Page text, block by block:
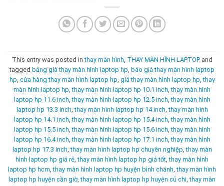
This entry was posted inthay màn hình THAY MÀN HÌNH LAPTOPand
tagged bảng giá thay màn hình laptop hp báo giá thay màn hình laptop
hp cửa hàng thay màn hình laptop hp giá thay màn hình laptop hp ,thay
màn hình laptop hp ,thay màn hình laptop hp 10.1 inch ,thay màn hình
laptop hp 11.6 inch ,thay màn hình laptop hp 12.5 inch ,thay màn hình
laptop hp 13.3 inch ,thay màn hình laptop hp 14 inch ,thay màn hình
laptop hp 14.1 inch ,thay màn hình laptop hp 15.4 inch ,thay màn hình
laptop hp 15.5 inch ,thay màn hình laptop hp 15.6 inch ,thay màn hình
laptop hp 16.4 inch ,thay màn hình laptop hp 17.1 inch ,thay màn hình
laptop hp 17.3 inch ,thay màn hình laptop hp chuyên nghiệp ,thay màn
hình laptop hp giá rẻ ,thay màn hình laptop hp giá tốt ,thay màn hình
laptop hp hcm ,thay màn hình laptop hp huyện bình chánh ,thay màn hình
laptop hp huyện cần giờ,thay màn hình laptop hp huyện củ chi ,thay màn